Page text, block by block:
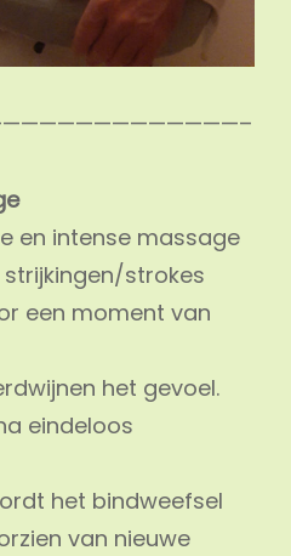
en intense massage
strokes
een moment van
het gevoel.
eindeloos
het bindweefsel
van nieuwe